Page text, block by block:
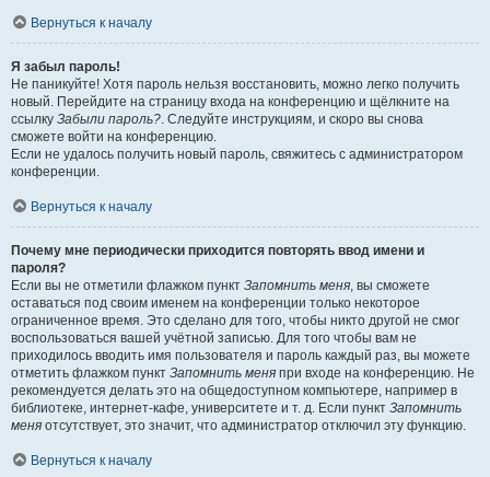
Вернуться к началу
Я забыл пароль!
Не паникуйте! Хотя пароль нельзя восстановить, можно легко получить
новый. Перейдите на страницу входа на конференцию и щёлкните на
ссылку Забыли пароль? . Следуйте инструкциям, и скоро вы снова
сможете войти на конференцию.
Если не удалось получить новый пароль, свяжитесь с администратором
конференции.
Вернуться к началу
Почему мне периодически приходится повторять ввод имени и
пароля?
Если вы не отметили флажком пункт Запомнить меня , вы сможете
оставаться под своим именем на конференции только некоторое
ограниченное время. Это сделано для того, чтобы никто другой не смог
воспользоваться вашей учётной записью. Для того чтобы вам не
приходилось вводить имя пользователя и пароль каждый раз, вы можете
отметить флажком пункт Запомнить меня при входе на конференцию. Не
рекомендуется делать это на общедоступном компьютере, например в
библиотеке, интернет-кафе, университете и т. д. Если пункт Запомнить
меня отсутствует, это значит, что администратор отключил эту функцию.
Вернуться к началу